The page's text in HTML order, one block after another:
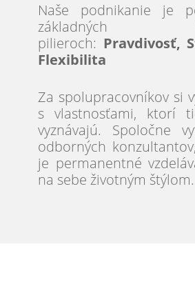
Naše podnikanie je
základných
pilieroch: Pravdivosť,
Flexibilita
Za spolupracovníkov si
s vlastnosťami, ktorí
vyznávajú. Spoločne
odborných
je permanentné
na sebe životným štýlom.